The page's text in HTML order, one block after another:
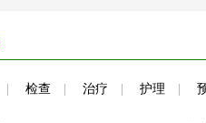
检查 治疗 护理